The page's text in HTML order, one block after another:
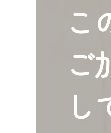
こ
ご
し
動
【変
◆デ
◆当
【ご